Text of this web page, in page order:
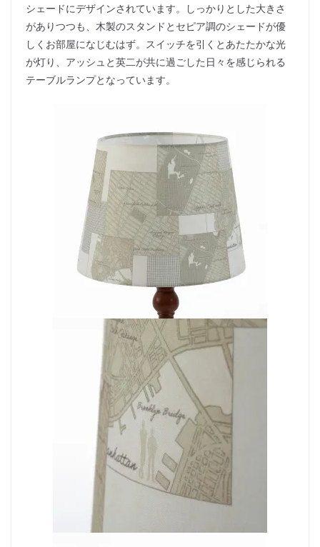
シェードにデザインされています。しっかりとした大きさ
がありつつも、木製のスタンドとセピア調のシェードが優
しくお部屋になじむはず。スイッチを引くとあたたかな光
が灯り、アッシュと英二が共に過ごした日々を感じられる
テーブルランプとなっています。